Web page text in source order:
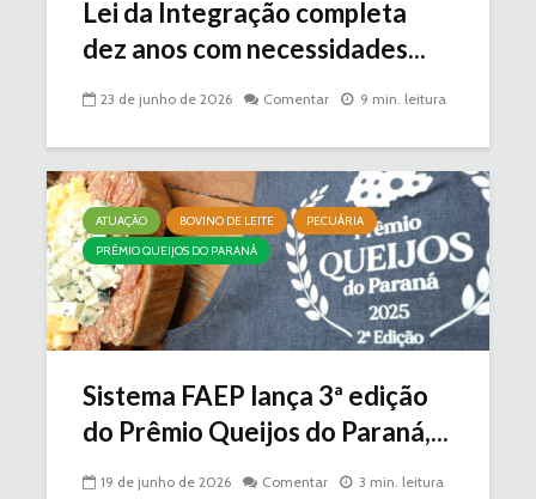
Lei da Integração completa
dez anos com necessidades...
23 de junho de 2026 Comentar 9 min. leitura
ATUAÇÃO BOVINO DE LEITE
PECUÁRIA
PRÊMIO QUEIJOS DO PARANÁ
Sistema FAEP lança 3ª edição
do Prêmio Queijos do Paraná,...
19 de junho de 2026 Comentar 3 min. leitura